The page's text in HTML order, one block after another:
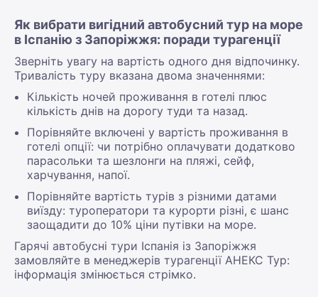
Як вибрати вигідний автобусний тур на море
в Іспанію з Запоріжжя: поради турагенції
Зверніть увагу на вартість одного дня відпочинку.
Тривалість туру вказана двома значеннями:
Кількість ночей проживання в готелі плюс
кількість днів на дорогу туди та назад.
Порівняйте включені у вартість проживання в
готелі опції: чи потрібно оплачувати додатково
парасольки та шезлонги на пляжі, сейф,
харчування, напої.
Порівняйте вартість турів з різними датами
виїзду: туроператори та курорти різні, є шанс
заощадити до 10% ціни путівки на море.
Гарячі автобусні тури Іспанія із Запоріжжя
замовляйте в менеджерів турагенції АНЕКС Тур:
інформація змінюється стрімко.